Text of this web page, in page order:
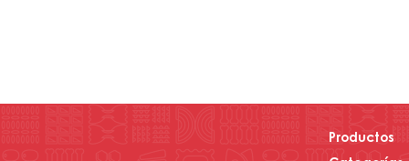
Productos